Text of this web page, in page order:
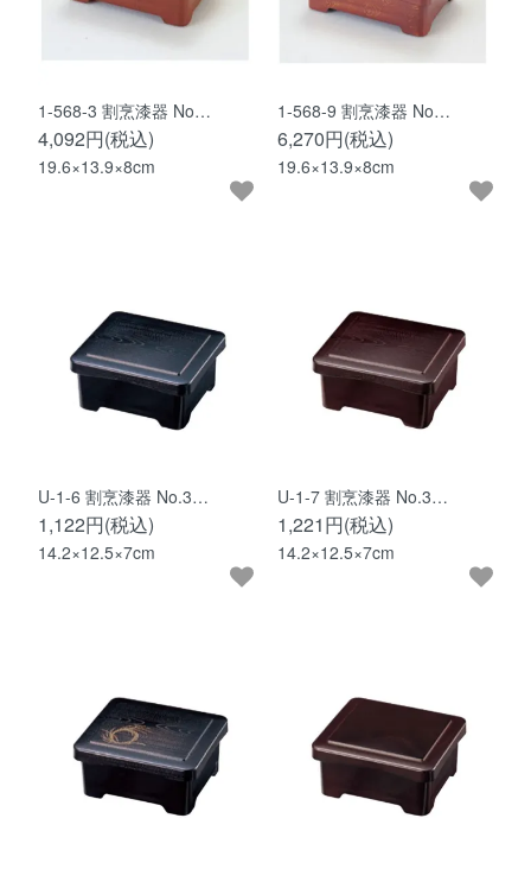
1-568-3 割烹漆器 No…
4,092円(税込)
19.6×13.9×8cm
1-568-9 割烹漆器 No…
6,270円(税込)
19.6×13.9×8cm
U-1-6 割烹漆器 No.3…
1,122円(税込)
14.2×12.5×7cm
U-1-7 割烹漆器 No.3…
1,221円(税込)
14.2×12.5×7cm